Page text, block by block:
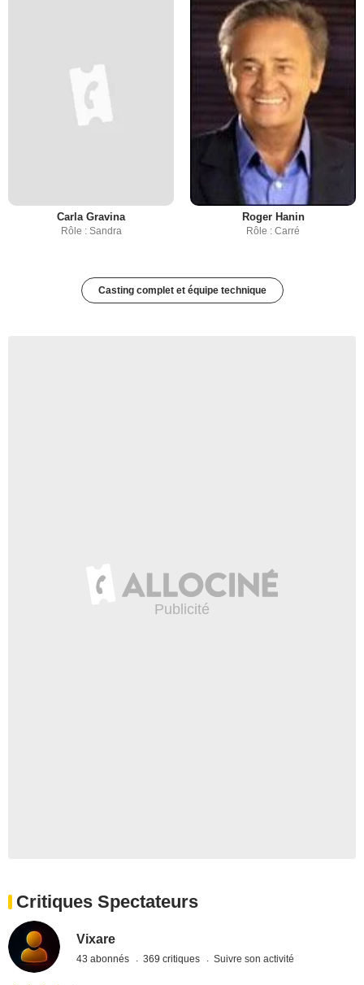
Carla Gravina
Rôle : Sandra
Roger Hanin
Rôle : Carré
Casting complet et équipe technique
Critiques Spectateurs
Vixare
43 abonnés 369 critiques Suivre son activité